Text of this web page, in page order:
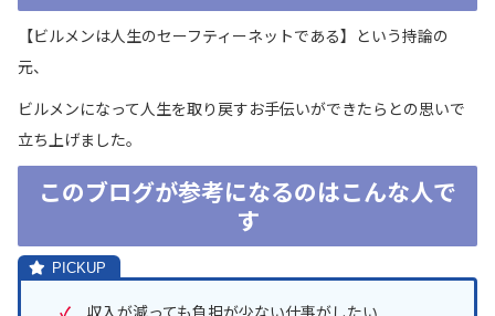
【ビルメンは人生のセーフティーネットである】という持論の
元、
ビルメンになって人生を取り戻すお手伝いができたらとの思いで
立ち上げました。
このブログが参考になるのはこんな人で
す
✓ 収入が減っても負担が少ない仕事がしたい